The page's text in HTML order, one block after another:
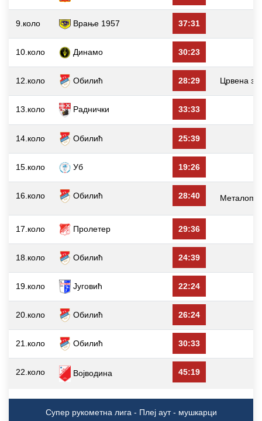
9.коло Врање 1957 37:31
10.коло Динамо 30:23
12.коло Обилић 28:29 Црвена
13.коло Раднички 33:33
14.коло Обилић 25:39
15.коло Уб 19:26
16.коло Обилић 28:40
17.коло Пролетер 29:36
18.коло Обилић 24:39
19.коло Југовић 22:24
20.коло Обилић 26:24
21.коло Обилић 30:33
22.коло Војводина 45:19
Супер рукометна лига - Плеј аут - мушкарци